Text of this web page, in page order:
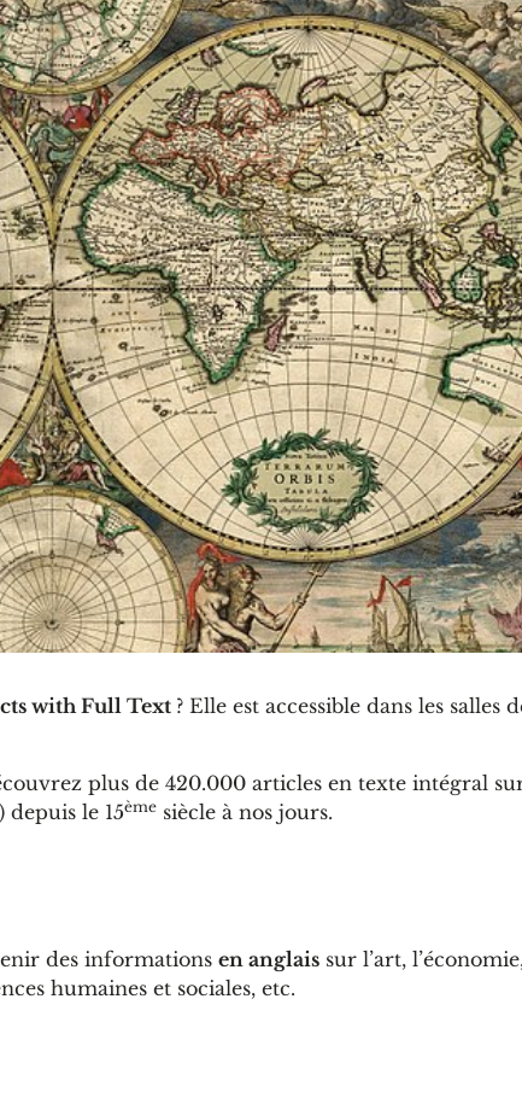
with Full Text ? Elle est accessible dans les salles
plus de 420.000 articles en texte intégral
depuis le 15ème siècle à nos jours.
des informations en anglais sur l’art,
humaines et sociales, etc.